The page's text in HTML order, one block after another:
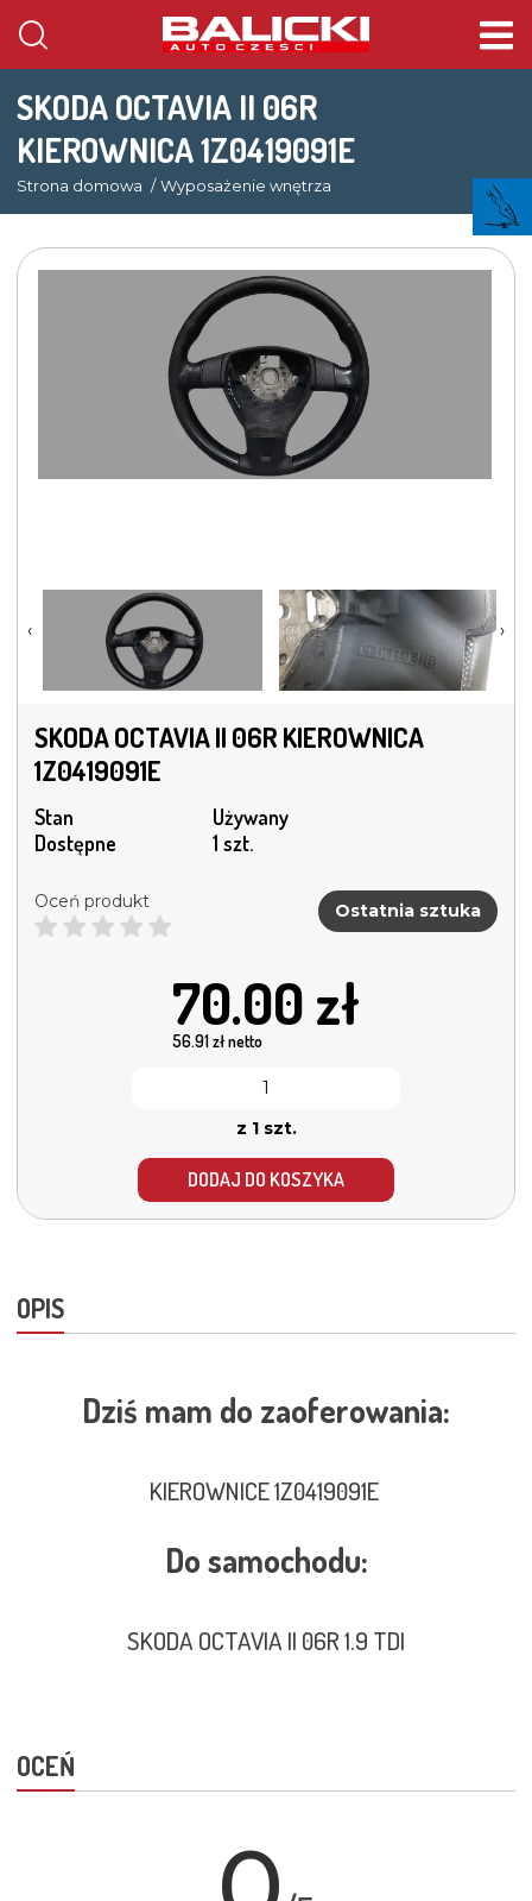
SKODA OCTAVIA II 06R
KIEROWNICA 1Z0419091E
Strona domowa Wyposażenie wnętrza
‹ ›
SKODA OCTAVIA II 06R KIEROWNICA
1Z0419091E
Stan
Używany
Dostępne
1 szt.
Oceń produkt Ostatnia sztuka
70.00 zł
56.91zł netto
z 1 szt.
DODAJ DO KOSZYKA
OPIS
Dziś mam do zaoferowania:
KIEROWNICE 1Z0419091E
Do samochodu:
SKODA OCTAVIA II 06R 1.9 TDI
OCEŃ